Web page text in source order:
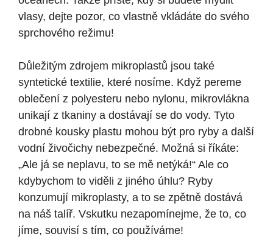
vlasy, dejte pozor, co vlastně vkládáte do svého
sprchového režimu!
Důležitým zdrojem mikroplastů jsou také
syntetické textilie, které nosíme. Když pereme
oblečení z polyesteru nebo nylonu, mikrovlákna
unikají z tkaniny a dostávají se do vody. Tyto
drobné kousky plastu mohou být pro ryby a další
vodní živočichy nebezpečné. Možná si říkáte:
„Ale já se neplavu, to se mě netýká!“ Ale co
kdybychom to viděli z jiného úhlu? Ryby
konzumují mikroplasty, a to se zpětně dostává
na náš talíř. Vskutku nezapomínejme, že to, co
jíme, souvisí s tím, co používáme!